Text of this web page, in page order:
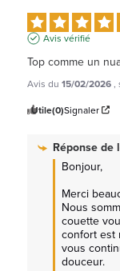
Avis vérifié
Top comme un
Avis du 15/02/2026,
Utile(0)Signaler
Réponse de
Bonjour,
Merci
Nous
couette
confort est
vous
douceur.